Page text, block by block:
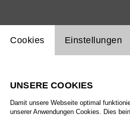
Einstellung Website Cookie
Cookies Einstellungen
UNSERE COOKIES
Damit unsere Webseite optimal
unserer Anwendungen Cookies. Dies